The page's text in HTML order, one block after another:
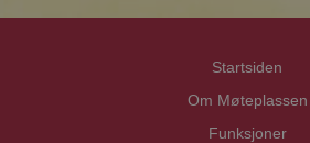
Startsiden
Om Møteplassen
Funksjoner